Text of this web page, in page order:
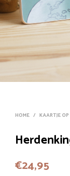
HOME / KAARTJE
€24,95